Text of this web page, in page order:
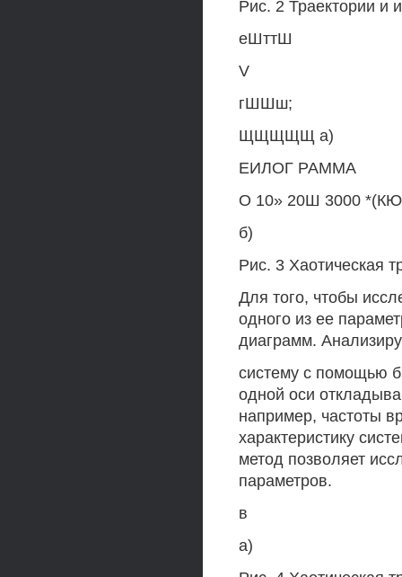
Рис. 2 Траектории и
еШттШ
V
гШШш;
ЩЩЩЩЩ а)
ЕИЛОГ РАММА
О 10» 20Ш 3000
б)
Рис. 3 Хаотическая
Для того, чтобы
одного из ее
диаграмм.
систему с помощью
одной оси
например, частоты
характеристику
метод позволяет
параметров.
в
а)